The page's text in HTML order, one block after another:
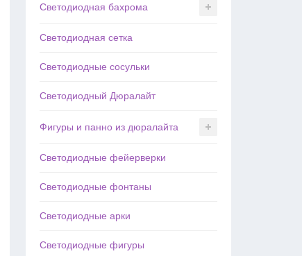
Светодиодная бахрома
Светодиодная сетка
Светодиодные сосульки
Светодиодный Дюралайт
Фигуры и панно из дюралайта
Светодиодные фейерверки
Светодиодные фонтаны
Светодиодные арки
Светодиодные фигуры